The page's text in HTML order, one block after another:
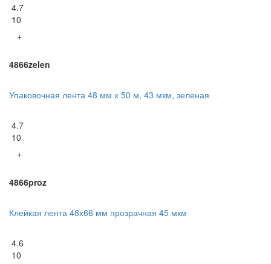
4.7
10
+
4866zelen
Упаковочная лента 48 мм х 50 м, 43 мкм, зеленая
4.7
10
+
4866proz
Клейкая лента 48х66 мм прозрачная 45 мкм
4.6
10